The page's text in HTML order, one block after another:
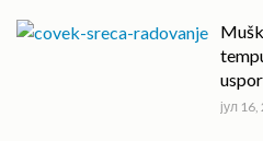
јул